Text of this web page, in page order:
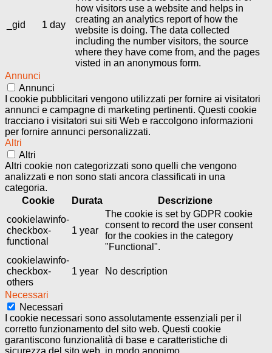
_gid 1 day
how visitors use a website and helps in
creating an analytics report of how the
website is doing. The data collected
including the number visitors, the source
where they have come from, and the pages
visted in an anonymous form.
Annunci
Annunci
I cookie pubblicitari vengono utilizzati per fornire ai visitatori
annunci e campagne di marketing pertinenti. Questi cookie
tracciano i visitatori sui siti Web e raccolgono informazioni
per fornire annunci personalizzati.
Altri
Altri
Altri cookie non categorizzati sono quelli che vengono
analizzati e non sono stati ancora classificati in una
categoria.
Cookie
Durata
Descrizione
cookielawinfo-
checkbox-
functional
1 year
The cookie is set by GDPR cookie
consent to record the user consent
for the cookies in the category
"Functional".
cookielawinfo-
checkbox-
others
1 year No description
Necessari
Necessari
I cookie necessari sono assolutamente essenziali per il
corretto funzionamento del sito web. Questi cookie
garantiscono funzionalità di base e caratteristiche di
sicurezza del sito web, in modo anonimo.